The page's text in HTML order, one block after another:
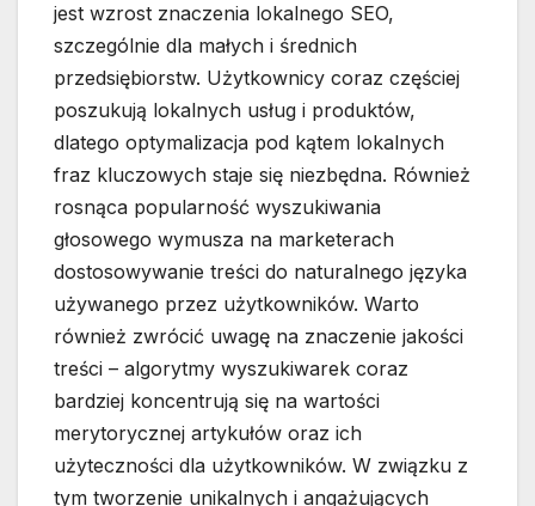
jest wzrost znaczenia lokalnego SEO,
szczególnie dla małych i średnich
przedsiębiorstw. Użytkownicy coraz częściej
poszukują lokalnych usług i produktów,
dlatego optymalizacja pod kątem lokalnych
fraz kluczowych staje się niezbędna. Również
rosnąca popularność wyszukiwania
głosowego wymusza na marketerach
dostosowywanie treści do naturalnego języka
używanego przez użytkowników. Warto
również zwrócić uwagę na znaczenie jakości
treści – algorytmy wyszukiwarek coraz
bardziej koncentrują się na wartości
merytorycznej artykułów oraz ich
użyteczności dla użytkowników. W związku z
tym tworzenie unikalnych i angażujących